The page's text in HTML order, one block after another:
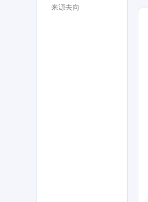
来源去向